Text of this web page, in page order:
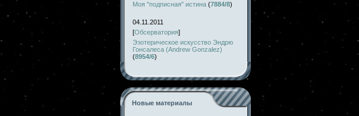
Моя "подписная" истина (7884/8)
04.11.2011
[Обсерватория]
Эзотерическое искусство Эндрю
Гонсалеса (Andrew Gonzalez)
(8954/6)
Новые материалы